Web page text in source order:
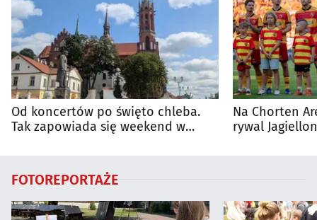
Od koncertów po święto chleba.
Tak zapowiada się weekend w
Na Chorten
rywal
FOTOREPORTAŻE